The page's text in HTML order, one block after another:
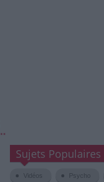
Sujets Populaires
Vidéos Psycho